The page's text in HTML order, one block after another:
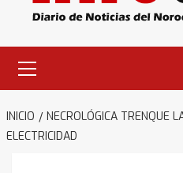
primario
INICIO
NECROLÓGICA TRENQUE
ELECTRICIDAD